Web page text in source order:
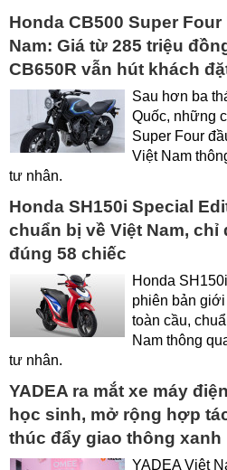
Honda CB500 Super
Nam: Giá từ 285 triệu
CB650R vẫn hút khách
Sau hơn ba
Quốc, những
Super Four
Việt Nam
tư nhân.
Honda SH150i Special
chuẩn bị về Việt Nam,
đúng 58 chiếc
Honda
phiên bản
toàn cầu,
Nam thông
tư nhân.
YADEA ra mắt xe máy
học sinh, mở rộng hợp
thúc đẩy giao thông xanh
YADEA Việt